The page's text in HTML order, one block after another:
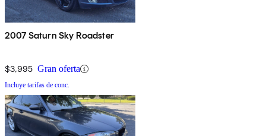
2007 Saturn Sky Roadster
$3,995 Gran oferta
Incluye tarifas de conc.